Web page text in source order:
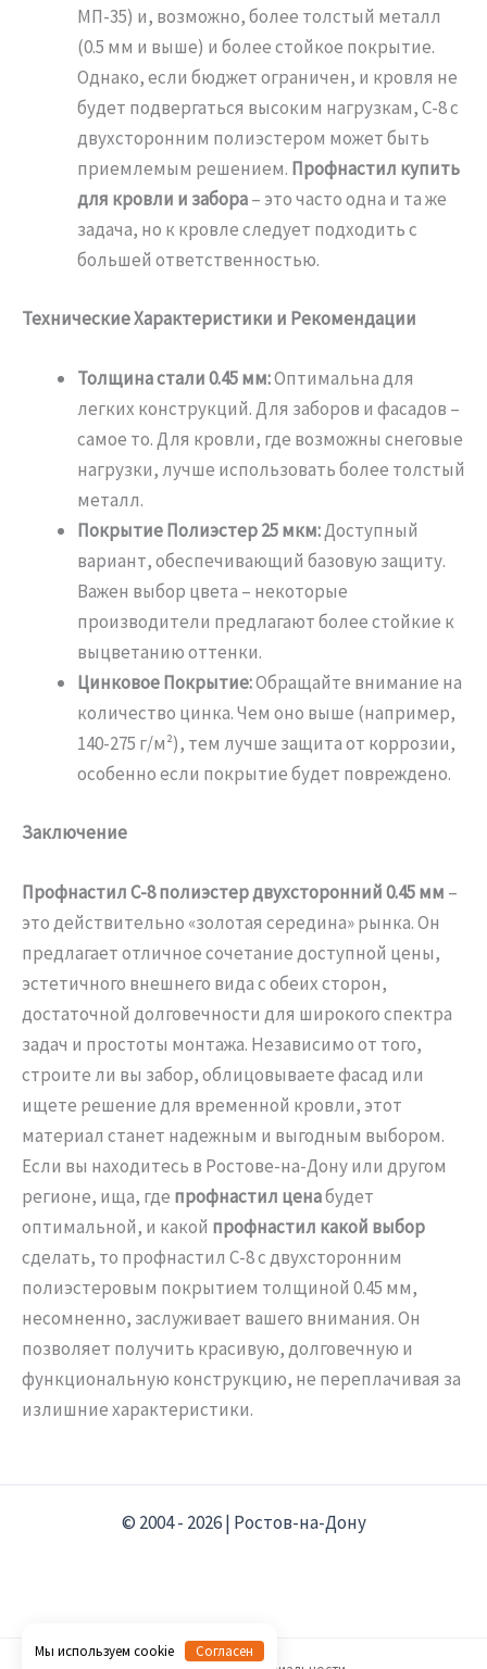
МП-35) и, возможно, более толстый металл
(0.5 мм и выше) и более стойкое покрытие.
Однако, если бюджет ограничен, и кровля не
будет подвергаться высоким нагрузкам, С-8 с
двухсторонним полиэстером может быть
приемлемым решением. Профнастил купить
для кровли и забора– это часто одна и та же
задача, но к кровле следует подходить с
большей ответственностью.
Технические Характеристики и Рекомендации
Толщина стали 0.45 мм:Оптимальна для
легких конструкций. Для заборов и фасадов –
самое то. Для кровли, где возможны снеговые
нагрузки, лучше использовать более толстый
металл.
Покрытие Полиэстер 25 мкм:Доступный
вариант, обеспечивающий базовую защиту.
Важен выбор цвета – некоторые
производители предлагают более стойкие к
выцветанию оттенки.
Цинковое Покрытие:Обращайте внимание на
количество цинка. Чем оно выше (например,
140-275 г/м²), тем лучше защита от коррозии,
особенно если покрытие будет повреждено.
Заключение
Профнастил С-8 полиэстер двухсторонний 0.45 мм –
это действительно «золотая середина» рынка. Он
предлагает отличное сочетание доступной цены,
эстетичного внешнего вида с обеих сторон,
достаточной долговечности для широкого спектра
задач и простоты монтажа. Независимо от того,
строите ли вы забор, облицовываете фасад или
ищете решение для временной кровли, этот
материал станет надежным и выгодным выбором.
Если вы находитесь в Ростове-на-Дону или другом
регионе, ища, где профнастил ценабудет
оптимальной, и какой профнастил какой выбор
сделать, то профнастил С-8 с двухсторонним
полиэстеровым покрытием толщиной 0.45 мм,
несомненно, заслуживает вашего внимания. Он
позволяет получить красивую, долговечную и
функциональную конструкцию, не переплачивая за
излишние характеристики.
© 2004 - 2026 | Ростов-на-Дону
Мы используем cookie Согласен